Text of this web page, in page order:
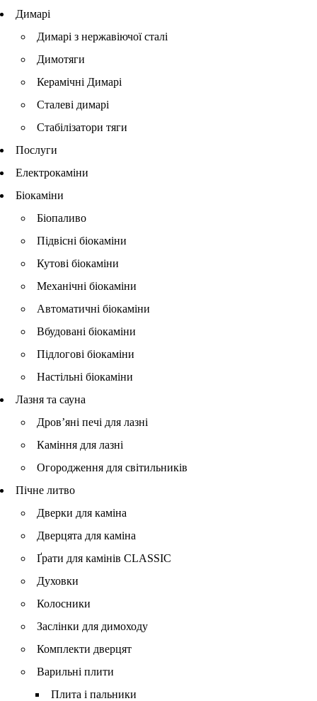
Димарі
Димарі з нержавіючої сталі
Димотяги
Керамічні Димарі
Сталеві димарі
Стабілізатори тяги
Послуги
Електрокаміни
Біокаміни
Біопаливо
Підвісні біокаміни
Кутові біокаміни
Механічні біокаміни
Автоматичні біокаміни
Вбудовані біокаміни
Підлогові біокаміни
Настільні біокаміни
Лазня та сауна
Дров’яні печі для лазні
Каміння для лазні
Огородження для світильників
Пічне литво
Дверки для каміна
Дверцята для каміна
Ґрати для камінів CLASSIC
Духовки
Колосники
Заслінки для димоходу
Комплекти дверцят
Варильні плити
Плита і пальники